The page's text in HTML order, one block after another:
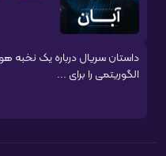
داستان سریال درباره یک
الگوریتمی را برای ...